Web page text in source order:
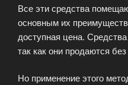
Все эти средства
основным их
доступная цена.
так как они продаются
Но применение этого